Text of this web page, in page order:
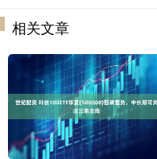
相关文章